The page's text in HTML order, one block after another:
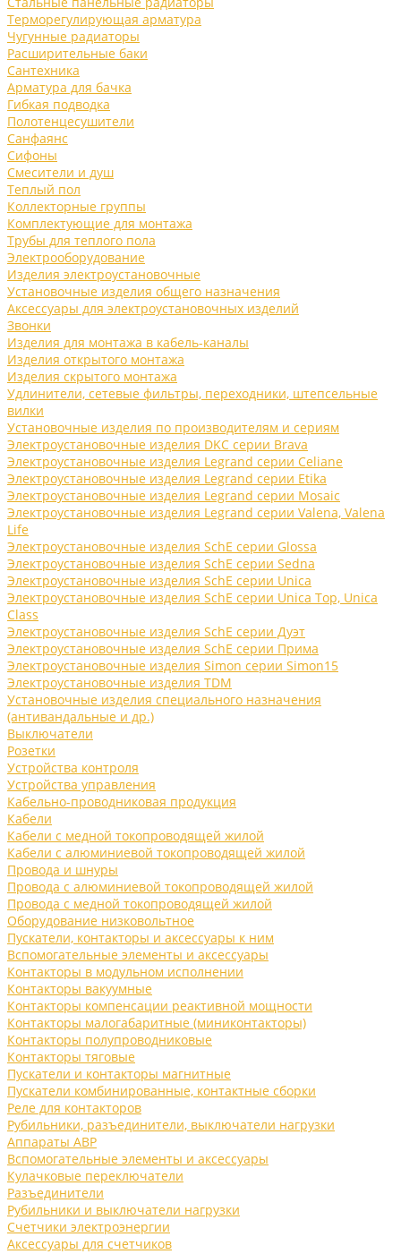
Терморегулирующая арматура
Чугунные радиаторы
Расширительные баки
Сантехника
Арматура для бачка
Гибкая подводка
Полотенцесушители
Санфаянс
Сифоны
Смесители и душ
Теплый пол
Коллекторные группы
Комплектующие для монтажа
Трубы для теплого пола
Электрооборудование
Изделия электроустановочные
Установочные изделия общего назначения
Аксессуары для электроустановочных изделий
Звонки
Изделия для монтажа в кабель-каналы
Изделия открытого монтажа
Изделия скрытого монтажа
Удлинители, сетевые фильтры, переходники, штепсельные
вилки
Установочные изделия по производителям и сериям
Электроустановочные изделия DKC серии Brava
Электроустановочные изделия Legrand серии Celiane
Электроустановочные изделия Legrand серии Etika
Электроустановочные изделия Legrand серии Mosaic
Электроустановочные изделия Legrand серии Valena, Valena
Life
Электроустановочные изделия SchE серии Glossa
Электроустановочные изделия SchE серии Sedna
Электроустановочные изделия SchE серии Unica
Электроустановочные изделия SchE серии Unica Top, Unica
Class
Электроустановочные изделия SchE серии Дуэт
Электроустановочные изделия SchE серии Прима
Электроустановочные изделия Simon серии Simon15
Электроустановочные изделия TDM
Установочные изделия специального назначения
(антивандальные и др.)
Выключатели
Розетки
Устройства контроля
Устройства управления
Кабельно-проводниковая продукция
Кабели
Кабели с медной токопроводящей жилой
Кабели с алюминиевой токопроводящей жилой
Провода и шнуры
Провода с алюминиевой токопроводящей жилой
Провода с медной токопроводящей жилой
Оборудование низковольтное
Пускатели, контакторы и аксессуары к ним
Вспомогательные элементы и аксессуары
Контакторы в модульном исполнении
Контакторы вакуумные
Контакторы компенсации реактивной мощности
Контакторы малогабаритные (миниконтакторы)
Контакторы полупроводниковые
Контакторы тяговые
Пускатели и контакторы магнитные
Пускатели комбинированные, контактные сборки
Реле для контакторов
Рубильники, разъединители, выключатели нагрузки
Аппараты АВР
Вспомогательные элементы и аксессуары
Кулачковые переключатели
Разъединители
Рубильники и выключатели нагрузки
Счетчики электроэнергии
Аксессуары для счетчиков